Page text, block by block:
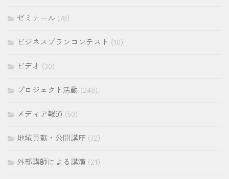
ゼミナール (78)
ビジネスプランコンテスト (10)
ビデオ (30)
プロジェクト活動 (248)
メディア報道 (50)
地域貢献・公開講座 (72)
外部講師による講演 (21)